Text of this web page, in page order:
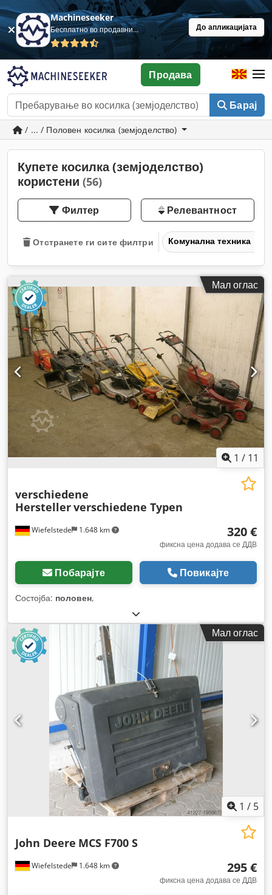
Machineseeker
Бесплатно во продавница До апликацијата
Барај
Продава
/ ... / Половен косилка (земјоделство)
Купете косилка (земјоделство)
користени (56)
Филтер Релевантност
Отстранете ги сите филтри Комунална техника
Мал оглас
1 / 11
Wiefelstede 1.648 km
verschiedene
Herstellerverschiedene Typen
320 €
фиксна цена додава се ДДВ
Побарајте Повикајте
Состојба: половен,
Мал оглас
1 / 5
Wiefelstede 1.648 km
John Deere MCS F700 S
295 €
фиксна цена додава се ДДВ